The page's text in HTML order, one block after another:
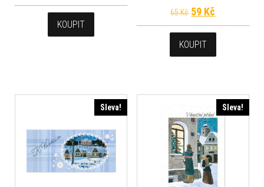
KOUPIT
65Kč Původní cena
59 Kč
KOUPIT
Sleva! Sleva!